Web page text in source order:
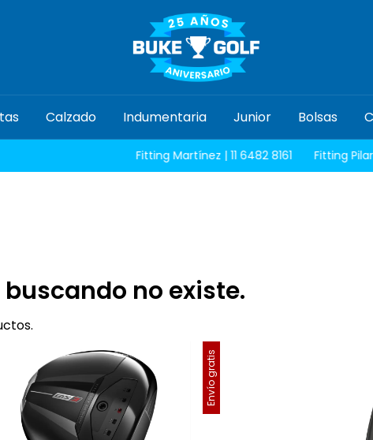
Calzado Indumentaria Junior Bolsas
Fitting Martínez | 11 6482 8161 Fitting Pilar |
no existe.
Envío gratis